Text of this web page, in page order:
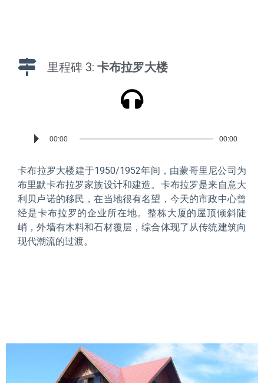
里程碑 3: 卡布拉罗大楼
Reproductor
00:00 00:00
卡布拉罗大楼建于1950/1952年间，由蒙哥里尼公司为
布里默卡布拉罗家族设计和建造。卡布拉罗是来自意大
利贝卢诺的移民，在当地很有名望，今天的市政中心曾
经是卡布拉罗的企业所在地。整栋大厦的屋顶倾斜陡
峭，外墙有木料和石材覆层，综合体现了从传统建筑向
现代潮流的过渡。